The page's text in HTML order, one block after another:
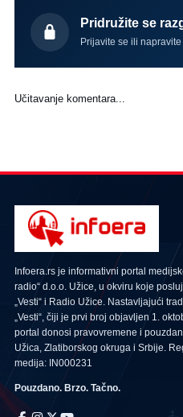
Pridružite se
Prijavite se ili
Učitavanje komentara...
Infoera.rs je informativni portal
radio“ d.o.o. Užice, u okviru koje
„Vesti“ i Radio Užice. Nastavljajući
„Vesti“, čiji je prvi broj objavljen 1.
portal donosi pravovremene i
Užica, Zlatiborskog okruga i Srbije.
medija: IN000231
Pouzdano. Brzo. Tačno.